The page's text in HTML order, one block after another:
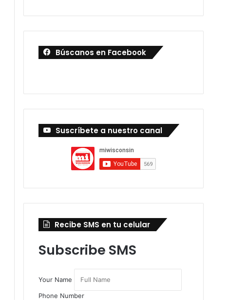
Búscanos en Facebook
Suscríbete a nuestro canal
Recibe SMS en tu celular
Subscribe SMS
Your Name
Phone Number